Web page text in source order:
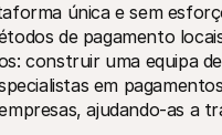
única e sem
de pagamento
construir uma equipa
em
ajudando-as a